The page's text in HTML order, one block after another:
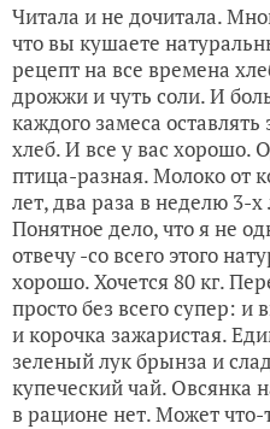
Читала и не дочитала.
что вы кушаете
рецепт на все времена
дрожжи и чуть соли. И
каждого замеса
хлеб. И все у вас хорошо.
птица-разная. Молоко от
лет, два раза в неделю 3-
Понятное дело, что я не
отвечу -со всего этого
хорошо. Хочется 80 кг.
просто без всего супер:
и корочка зажаристая.
зеленый лук брынза и
купеческий чай. Овсянка
в рационе нет. Может